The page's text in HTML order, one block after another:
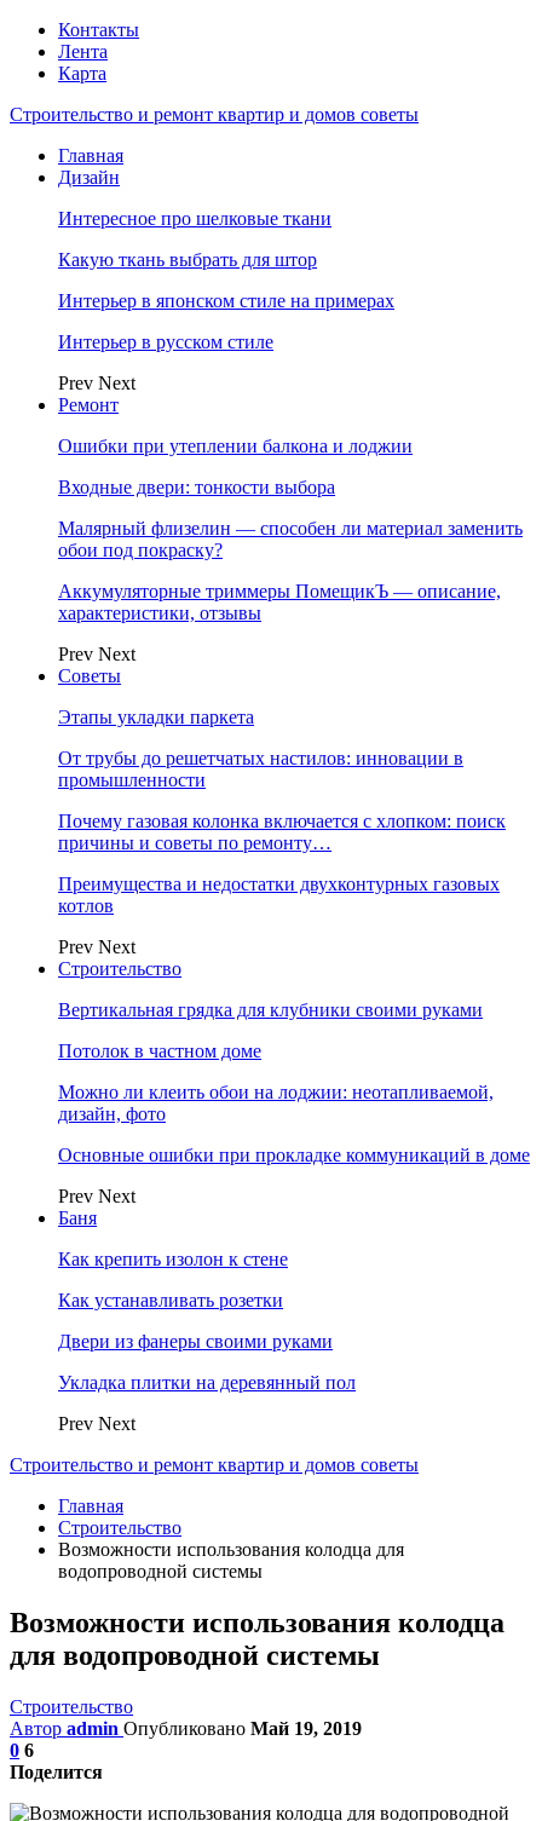
Контакты
Лента
Карта
Строительство и ремонт квартир и домов советы
Главная
Дизайн
Интересное про шелковые ткани
Какую ткань выбрать для штор
Интерьер в японском стиле на примерах
Интерьер в русском стиле
Prev Next
Ремонт
Ошибки при утеплении балкона и лоджии
Входные двери: тонкости выбора
Малярный флизелин — способен ли материал заменить
обои под покраску?
Аккумуляторные триммеры ПомещикЪ — описание,
характеристики, отзывы
Prev Next
Советы
Этапы укладки паркета
От трубы до решетчатых настилов: инновации в
промышленности
Почему газовая колонка включается с хлопком: поиск
причины и советы по ремонту…
Преимущества и недостатки двухконтурных газовых
котлов
Prev Next
Строительство
Вертикальная грядка для клубники своими руками
Потолок в частном доме
Можно ли клеить обои на лоджии: неотапливаемой,
дизайн, фото
Основные ошибки при прокладке коммуникаций в доме
Prev Next
Баня
Как крепить изолон к стене
Как устанавливать розетки
Двери из фанеры своими руками
Укладка плитки на деревянный пол
Prev Next
Строительство и ремонт квартир и домов советы
Главная
Строительство
Возможности использования колодца для
водопроводной системы
Возможности использования колодца
для водопроводной системы
Строительство
Автор admin Опубликовано Май 19, 2019
0 6
Поделится